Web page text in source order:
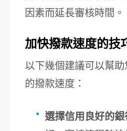
因素而延長審核時間。
加快撥款速度的技
以下幾個建議可以幫
的撥款速度：
選擇信用良好的銀